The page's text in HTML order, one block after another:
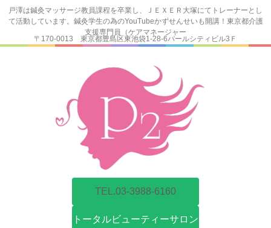
戸澤は鍼灸マッサージ教員課程を卒業し、ＪＥＸＥＲ大塚にてトレーナーとし
て活動しています。鍼灸学生の為のYouTubeかずせんせいも開講！東京都介護
支援専門員（ケアマネージャー
TEL.03-3988-6160
トータルビューティーサロン
〒170-0013 東京都豊島区東池袋1-28-6パールシティビル3Ｆ